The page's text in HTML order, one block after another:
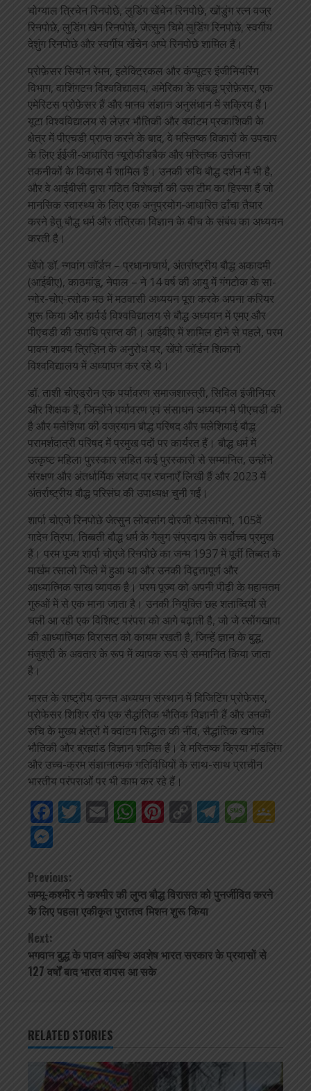
चोग्याल त्रिचेन रिनपोछे, लुडिंग खेंचेन रिनपोछे, खोंडुंग रत्न वज्र
रिनपोछे, लुडिंग खेन रिनपोछे, जेत्सुन चिमे लुडिंग रिनपोछे, स्वर्गीय
देशुंग रिनपोछे और स्वर्गीय खेंचेन अप्पे रिनपोछे शामिल हैं।
प्रोफ़ेसर सियोन रेमन, इलेक्ट्रिकल और कंप्यूटर इंजीनियरिंग
विभाग, वाशिंगटन विश्वविद्यालय, अमेरिका के संबद्ध प्रोफ़ेसर, एक
एमेरिटस प्रोफ़ेसर हैं और मानव संज्ञान अनुसंधान में सक्रिय हैं।
यूटा विश्वविद्यालय से लेज़र भौतिकी और क्वांटम प्रकाशिकी के
क्षेत्र में पीएचडी प्राप्त करने के बाद, वे मस्तिष्क विकारों के उपचार
के लिए ईईजी-आधारित न्यूरोफीडबैक और मस्तिष्क उत्तेजना
तकनीकों के विकास में शामिल हैं। उनकी रुचि बौद्ध दर्शन में भी है,
और वे आईबीसी द्वारा गठित विशेषज्ञों की उस टीम का हिस्सा हैं जो
मानसिक स्वास्थ्य के लिए एक अनुप्रयोग-आधारित ढाँचा तैयार
करने हेतु बौद्ध धर्म और तंत्रिका विज्ञान के बीच के संबंध का अध्ययन
करती है।
खेंपो डॉ. न्गवांग जॉर्डन – प्रधानाचार्य, अंतर्राष्ट्रीय बौद्ध अकादमी
(आईबीए), काठमांडू, नेपाल – ने 14 वर्ष की आयु में गंगटोक के सा-
न्गोर-चोए-त्सोक मठ में मठवासी अध्ययन पूरा करके अपना करियर
शुरू किया और हार्वर्ड विश्वविद्यालय से बौद्ध अध्ययन में एमए और
पीएचडी की उपाधि प्राप्त की। आईबीए में शामिल होने से पहले, परम
पावन शाक्य त्रिज़िन के अनुरोध पर, खेंपो जॉर्डन शिकागो
विश्वविद्यालय में अध्यापन कर रहे थे।
डॉ. ताशी चोएड्रोन एक पर्यावरण समाजशास्त्री, सिविल इंजीनियर
और शिक्षक हैं, जिन्होंने पर्यावरण एवं संसाधन अध्ययन में पीएचडी की
है और मलेशिया की वज्रयान बौद्ध परिषद और मलेशियाई बौद्ध
परामर्शदात्री परिषद में प्रमुख पदों पर कार्यरत हैं। बौद्ध धर्म में
उत्कृष्ट महिला पुरस्कार सहित कई पुरस्कारों से सम्मानित, उन्होंने
संरक्षण और अंतर्धार्मिक संवाद पर रचनाएँ लिखी हैं और 2023 में
अंतर्राष्ट्रीय बौद्ध परिसंघ की उपाध्यक्ष चुनी गईं।
शार्पा चोएजे रिनपोछे जेत्सुन लोबसांग दोरजी पेलसांगपो, 105वें
गादेन त्रिपा, तिब्बती बौद्ध धर्म के गेलुग संप्रदाय के सर्वोच्च प्रमुख
हैं। परम पूज्य शार्पा चोएजे रिनपोछे का जन्म 1937 में पूर्वी तिब्बत के
मार्खम त्सालो जिले में हुआ था और उनकी विद्वत्तापूर्ण और
आध्यात्मिक साख व्यापक है। परम पूज्य को अपनी पीढ़ी के महानतम
गुरुओं में से एक माना जाता है। उनकी नियुक्ति छह शताब्दियों से
चली आ रही एक विशिष्ट परंपरा को आगे बढ़ाती है, जो जे त्सोंगखापा
की आध्यात्मिक विरासत को कायम रखती है, जिन्हें ज्ञान के बुद्ध,
मंजुश्री के अवतार के रूप में व्यापक रूप से सम्मानित किया जाता
है।
भारत के राष्ट्रीय उन्नत अध्ययन संस्थान में विजिटिंग प्रोफेसर,
प्रोफेसर शिशिर रॉय एक सैद्धांतिक भौतिक विज्ञानी हैं और उनकी
रुचि के मुख्य क्षेत्रों में क्वांटम सिद्धांत की नींव, सैद्धांतिक खगोल
भौतिकी और ब्रह्मांड विज्ञान शामिल हैं। वे मस्तिष्क क्रिया मॉडलिंग
और उच्च-क्रम संज्ञानात्मक गतिविधियों के साथ-साथ प्राचीन
भारतीय परंपराओं पर भी काम कर रहे हैं।
Facebook
Twitter
EmailWhatsApp
Pinterest
Copy
Continue
Reading
Previous:
जम्मू-कश्मीर ने कश्मीर की लुप्त बौद्ध विरासत को पुनर्जीवित करने
के लिए पहला एकीकृत पुरातत्व मिशन शुरू किया
Next:
भगवान बुद्ध के पावन अस्थि अवशेष भारत सरकार के प्रयासों से
127 वर्षों बाद भारत वापस आ सके
RELATED STORIES